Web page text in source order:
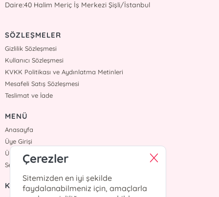
Daire:40 Halim Meriç İş Merkezi Şişli/İstanbul
SÖZLEŞMELER
Gizlilik Sözleşmesi
Kullanıcı Sözleşmesi
KVKK Politikası ve Aydınlatma Metinleri
Mesafeli Satış Sözleşmesi
Teslimat ve İade
MENÜ
Anasayfa
Üye Girişi
Üye Ol
Sepetim
KURUMSAL
Çerezler
Sitemizden en iyi şekilde
faydalanabilmeniz için, amaçlarla